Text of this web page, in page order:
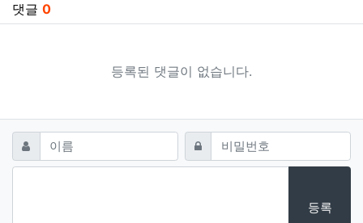
댓글 0
등록된 댓글이 없습니다.
댓글쓰기
이름 필수 비밀번호필수
등록